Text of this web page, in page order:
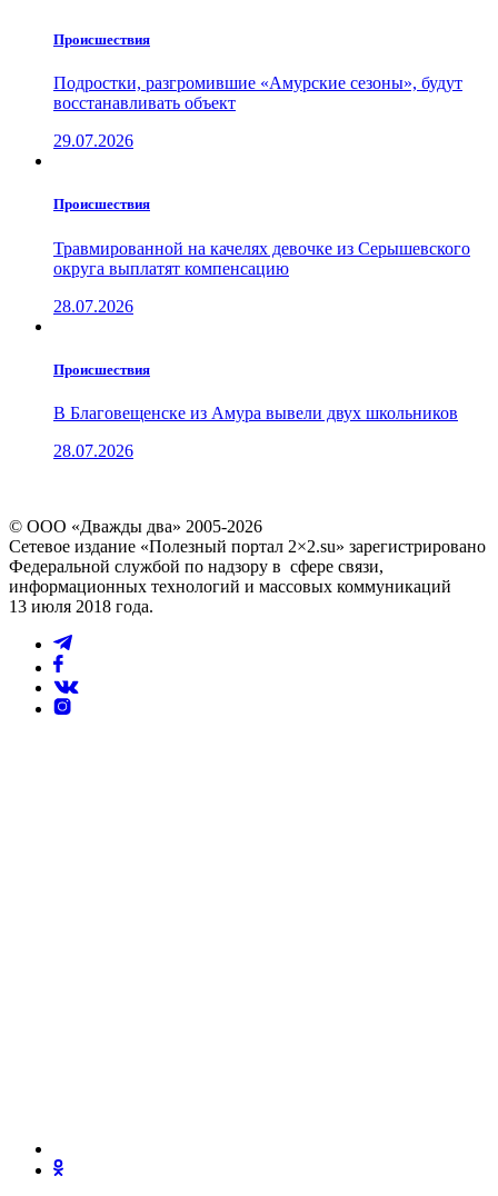
Проиcшествия
Подростки, разгромившие «Амурские сезоны», будут
восстанавливать объект
29.07.2026
Проиcшествия
Травмированной на качелях девочке из Серышевского
округа выплатят компенсацию
28.07.2026
Проиcшествия
В Благовещенске из Амура вывели двух школьников
28.07.2026
© ООО «Дважды два» 2005-2026
Сетевое издание «Полезный портал 2×2.su» зарегистрировано
Федеральной службой по надзору в сфере связи,
информационных технологий и массовых коммуникаций
13 июля 2018 года.